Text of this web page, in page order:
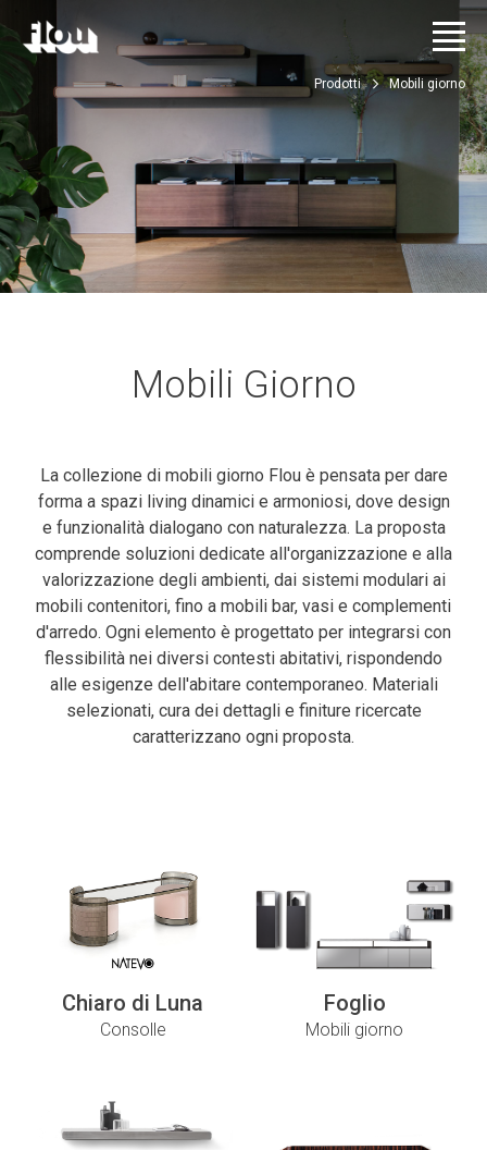
Prodotti Mobili giorno
Mobili Giorno
La collezione di mobili giorno Flou è pensata per dare
forma a spazi living dinamici e armoniosi, dove design
e funzionalità dialogano con naturalezza. La proposta
comprende soluzioni dedicate all'organizzazione e alla
valorizzazione degli ambienti, dai sistemi modulari ai
mobili contenitori, fino a mobili bar, vasi e complementi
d'arredo. Ogni elemento è progettato per integrarsi con
flessibilità nei diversi contesti abitativi, rispondendo
alle esigenze dell'abitare contemporaneo. Materiali
selezionati, cura dei dettagli e finiture ricercate
caratterizzano ogni proposta.
Chiaro di Luna
Consolle
Foglio
Mobili giorno